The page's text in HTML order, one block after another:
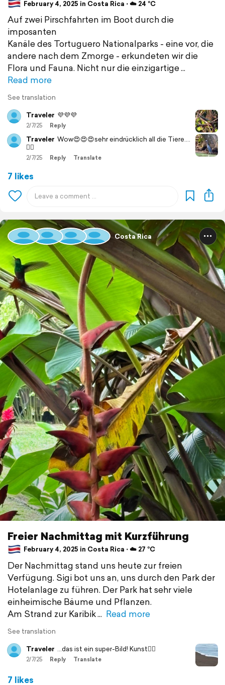
February 4, 2025 in Costa Rica ⋅ ☁️ 24 °C
Auf zwei Pirschfahrten im Boot durch die
imposanten
Kanäle des Tortuguero Nationalparks - eine vor, die
andere nach dem Zmorge - erkundeten wir die
Flora und Fauna. Nicht nur die einzigartige
Read more
See translation
Traveler 💜💜💜
2/7/25 Reply
Traveler Wow😍😍😍sehr eindrücklich all die Tiere….
👌🏼
2/7/25 Reply Translate
7 likes
Costa Rica
Freier Nachmittag mit Kurzführung
February 4, 2025 in Costa Rica ⋅ ☁️ 27 °C
Der Nachmittag stand uns heute zur freien
Verfügung. Sigi bot uns an, uns durch den Park der
Hotelanlage zu führen. Der Park hat sehr viele
einheimische Bäume und Pflanzen.
Am Strand zur Karibik
Read more
See translation
Traveler …das ist ein super-Bild! Kunst👌🏼
2/7/25 Reply Translate
7 likes